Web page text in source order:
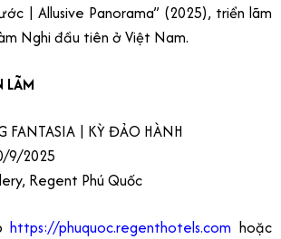
| Allusive Panorama” (2025), triển lãm
Nghi đầu tiên ở Việt Nam.
LÃM
FANTASIA | KỲ ĐẢO HÀNH
9/2025
Regent Phú Quốc
https://phuquoc.regenthotels.com hoặc